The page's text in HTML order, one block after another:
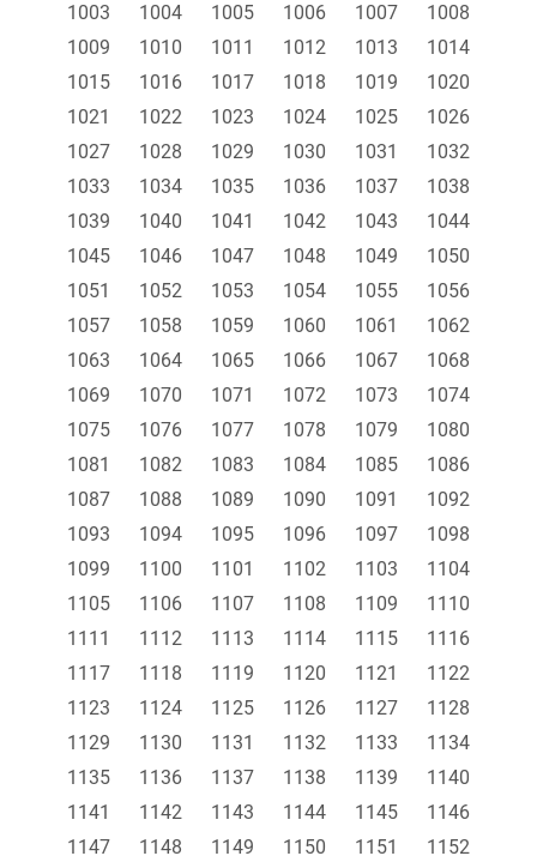
1003
1004 1005 1006 1007
1008
1009
1010 1011 1012 1013
1014
1015
1016 1017 1018 1019
1020
1021
1022 1023 1024 1025
1026
1027
1028 1029 1030 1031
1032
1033
1034 1035 1036 1037
1038
1039
1040 1041 1042 1043
1044
1045
1046 1047 1048 1049
1050
1051
1052 1053 1054 1055
1056
1057
1058 1059 1060 1061
1062
1063
1064 1065 1066 1067
1068
1069
1070 1071 1072 1073
1074
1075
1076 1077 1078 1079
1080
1081
1082 1083 1084 1085
1086
1087
1088 1089 1090 1091
1092
1093
1094 1095 1096 1097
1098
1099
1100 1101 1102 1103
1104
1105
1106 1107 1108 1109
1110
1111
1112 1113 1114 1115
1116
1117
1118 1119 1120 1121
1122
1123
1124 1125 1126 1127
1128
1129
1130 1131 1132 1133
1134
1135
1136 1137 1138 1139
1140
1141
1142 1143 1144 1145
1146
1147
1148 1149 1150 1151 1152